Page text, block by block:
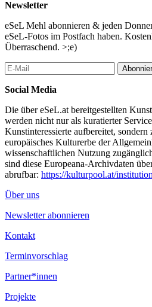
Newsletter
eSeL Mehl abonnieren & jeden
eSeL-Fotos im Postfach haben.
Überraschend. >;e)
Social Media
Die über eSeL.at bereitgestellten
werden nicht nur als kuratierter
Kunstinteressierte aufbereitet, sondern
europäisches Kulturerbe der
wissenschaftlichen Nutzung
sind diese Europeana-Archivdaten
abrufbar: https://kulturpool.at/
Über uns
Newsletter abonnieren
Kontakt
Terminvorschlag
Partner*innen
Projekte